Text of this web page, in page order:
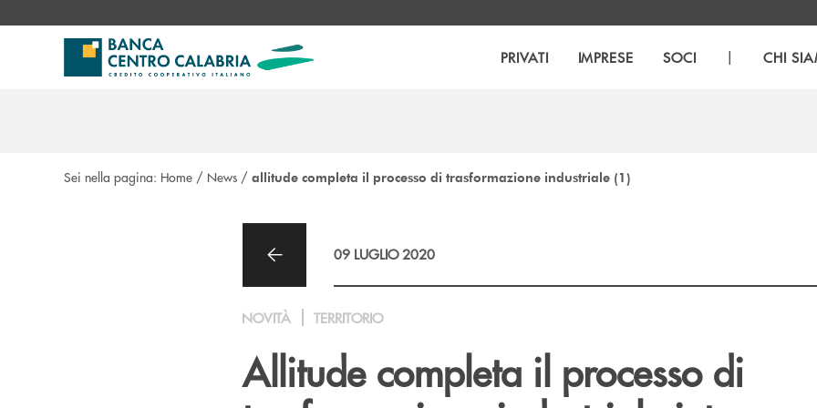
PRIVATI IMPRESE SOCI | CHI
Sei nella pagina: Home / News / allitude completa il processo di trasformazione industriale (1)
09 LUGLIO 2020
NOVITÀ TERRITORIO
Allitude completa il processo di